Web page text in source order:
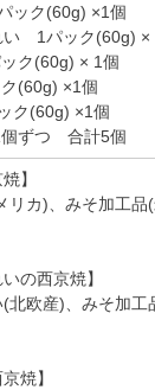
ック(60g) ×1個
い 1パック(60g) ×
ック(60g) × 1個
ク(60g) ×1個
ク(60g) ×1個
個ずつ 合計5個
】
リカ)、みそ加工
の西京焼】
北欧産)、みそ加
焼】